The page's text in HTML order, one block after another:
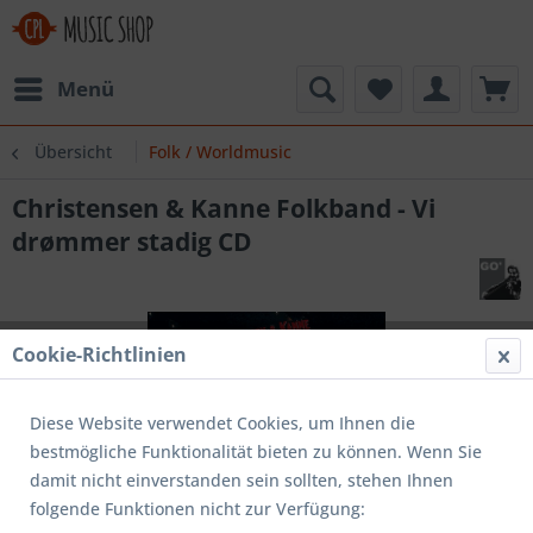
Menü
Übersicht Folk / Worldmusic
Christensen & Kanne Folkband - Vi
drømmer stadig CD
Cookie-Richtlinien
Diese Website verwendet Cookies, um Ihnen die
bestmögliche Funktionalität bieten zu können. Wenn Sie
damit nicht einverstanden sein sollten, stehen Ihnen
folgende Funktionen nicht zur Verfügung: